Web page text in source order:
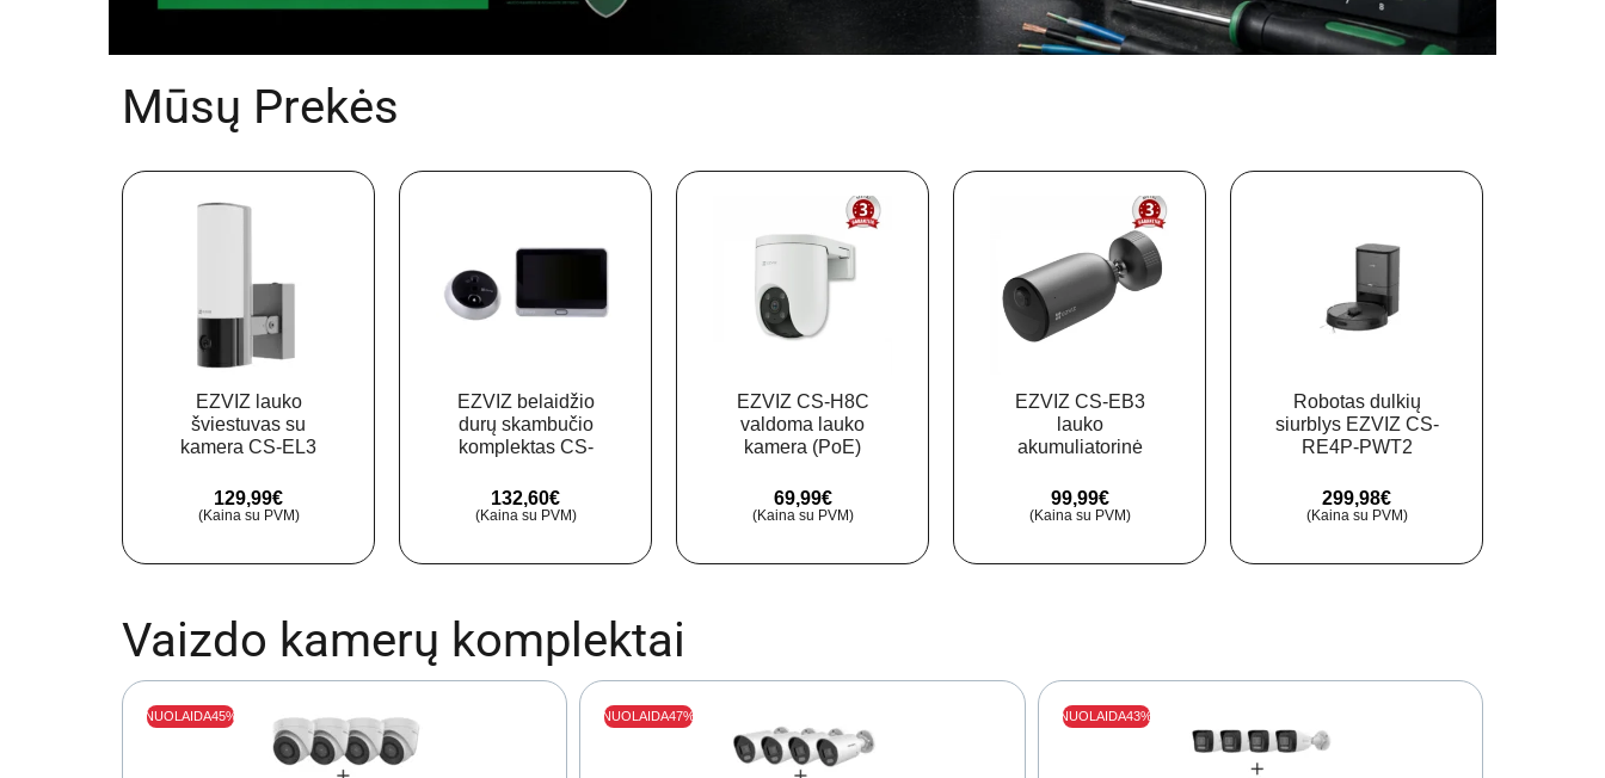
Mūsų Prekės
EZVIZ lauko
šviestuvas su
kamera CS-EL3
129,99€
(Kaina su PVM)
EZVIZ belaidžio
durų skambučio
komplektas CS-
sidabrinis)
132,60€
(Kaina su PVM)
EZVIZ CS-H8C
valdoma lauko
kamera (PoE)
69,99€
(Kaina su PVM)
EZVIZ CS-EB3
lauko
akumuliatorinė
(Type C)
99,99€
(Kaina su PVM)
Robotas dulkių
siurblys EZVIZ CS-
RE4P-PWT2
299,98€
(Kaina su PVM)
Vaizdo kamerų komplektai
NUOLAIDA45% NUOLAIDA47% NUOLAIDA43%